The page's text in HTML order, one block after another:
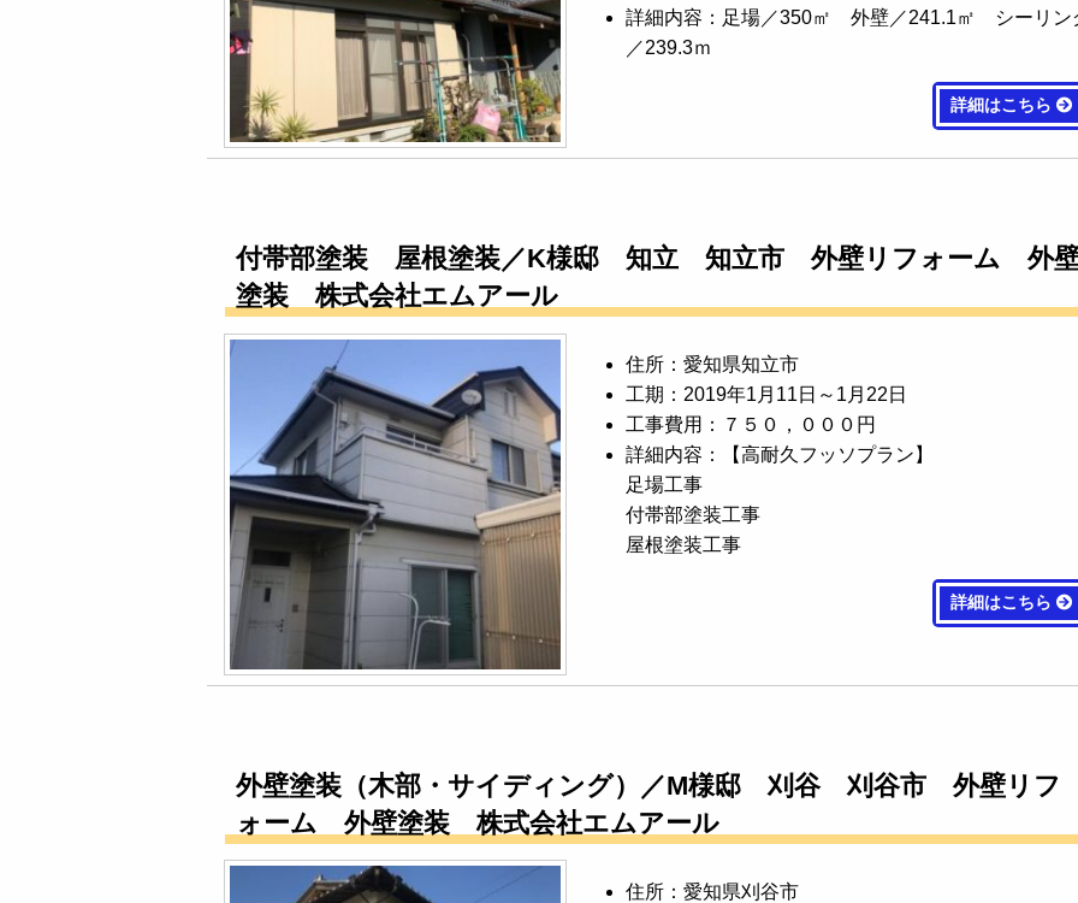
詳細内容：足場／350㎡ 外壁／241.1㎡ シーリン
／239.3ｍ
詳細はこちら
付帯部塗装 屋根塗装／K様邸 知立 知立市 外壁リフォーム 外
塗装 株式会社エムアール
住所：愛知県知立市
工期：2019年1月11日～1月22日
工事費用：７５０，０００円
詳細内容：【高耐久フッソプラン】
足場工事
付帯部塗装工事
屋根塗装工事
詳細はこちら
外壁塗装（木部・サイディング）／M様邸 刈谷 刈谷市 外壁リフ
ォーム 外壁塗装 株式会社エムアール
住所：愛知県刈谷市